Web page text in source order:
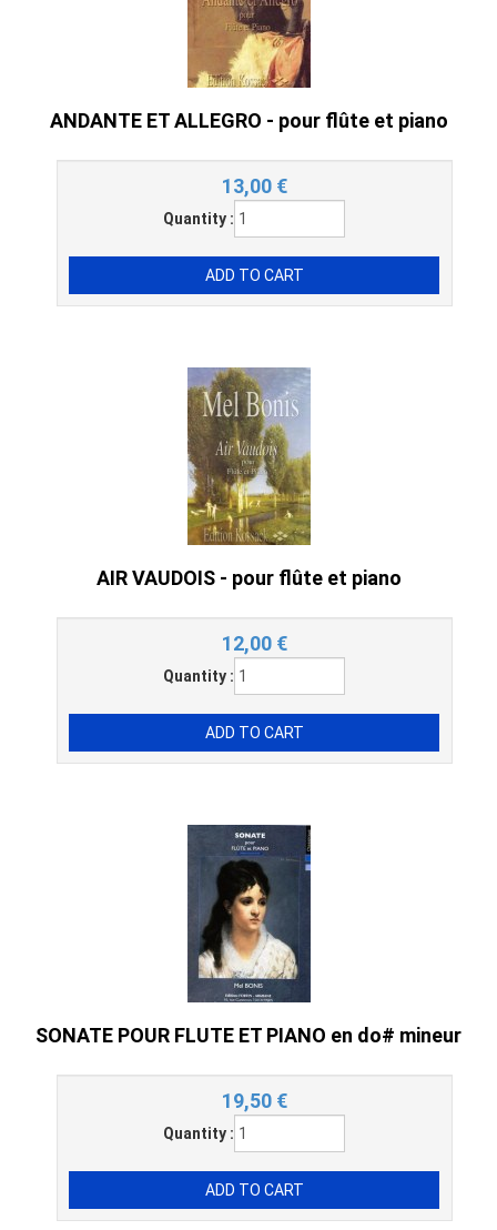
ANDANTE ET ALLEGRO - pour flûte et piano
13,00 €
Quantity :
AIR VAUDOIS - pour flûte et piano
12,00 €
Quantity :
SONATE POUR FLUTE ET PIANO en do# mineur
19,50 €
Quantity :